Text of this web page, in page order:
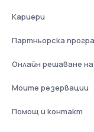
Кариери
Партньорска
Онлайн решаване
Моите резервации
Помощ и контакт